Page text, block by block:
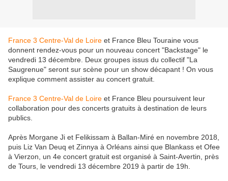
France 3 Centre-Val de Loire et France Bleu Touraine vous
donnent rendez-vous pour un nouveau concert "Backstage" le
vendredi 13 décembre. Deux groupes issus du collectif "La
Saugrenue" seront sur scène pour un show décapant ! On vous
explique comment assister au concert gratuit.
France 3 Centre-Val de Loire et France Bleu poursuivent leur
collaboration pour des concerts gratuits à destination de leurs
publics.
Après Morgane Ji et Felikissam à Ballan-Miré en novembre 2018,
puis Liz Van Deuq et Zinnya à Orléans ainsi que Blankass et Ofee
à Vierzon, un 4e concert gratuit est organisé à Saint-Avertin, près
de Tours, le vendredi 13 décembre 2019 à partir de 19h.